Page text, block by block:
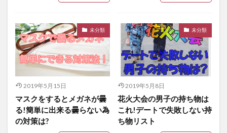
未分類
2019年5月15日
マスクをするとメガネが曇
る!簡単に出来る曇らない為
の対策は?
未分類
2019年5月8日
花火大会の男子の持ち物は
これ!デートで失敗しない持
ち物リスト